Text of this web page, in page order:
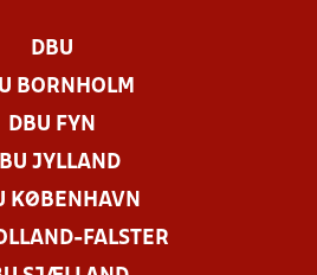
DBU
BORNHOLM
DBU FYN
JYLLAND
KØBENHAVN
FALSTER